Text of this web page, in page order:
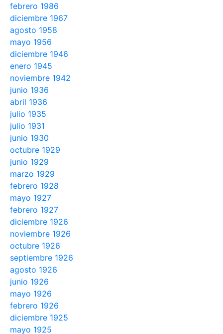
febrero 1986
diciembre 1967
agosto 1958
mayo 1956
diciembre 1946
enero 1945
noviembre 1942
junio 1936
abril 1936
julio 1935
julio 1931
junio 1930
octubre 1929
junio 1929
marzo 1929
febrero 1928
mayo 1927
febrero 1927
diciembre 1926
noviembre 1926
octubre 1926
septiembre 1926
agosto 1926
junio 1926
mayo 1926
febrero 1926
diciembre 1925
mayo 1925